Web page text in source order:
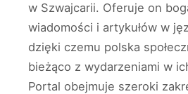
w Szwajcarii. Oferuje on
wiadomości i artykułów w
dzięki czemu polska
bieżąco z wydarzeniami w
Portal obejmuje szeroki